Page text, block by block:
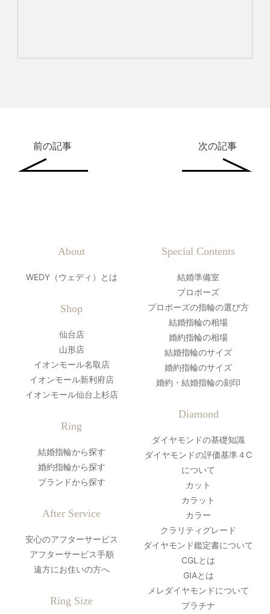
前の記事 次の記事
About
WEDY（ウェディ）とは
Shop
仙台店
山形店
イオンモール名取店
イオンモール新利府店
イオンモール仙台上杉店
Ring
結婚指輪から探す
婚約指輪から探す
ブランドから探す
After Service
安心のアフターサービス
アフターサービス手順
遠方にお住いの方へ
Ring Size
Special Contents
結婚準備室
プロポーズ
プロポーズの指輪の選び方
結婚指輪の相場
婚約指輪の相場
結婚指輪のサイズ
婚約指輪のサイズ
婚約・結婚指輪の刻印
Diamond
ダイヤモンドの基礎知識
ダイヤモンドの評価基準４C
について
カット
カラット
カラー
クラリティグレード
ダイヤモンド鑑定書について
CGLとは
GIAとは
メレダイヤモンドについて
プラチナ